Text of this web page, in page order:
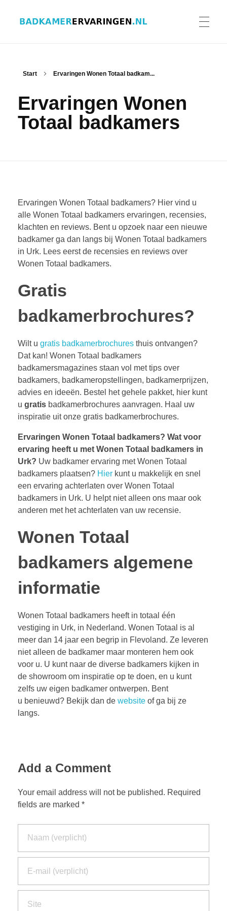
ERVARINGEN BADKAMERS
CONTACT
Start Ervaringen Wonen Totaal badkam...
Ervaringen Wonen
Totaal badkamers
Ervaringen Wonen Totaal badkamers? Hier vind u
alle Wonen Totaal badkamers ervaringen, recensies,
klachten en reviews. Bent u opzoek naar een nieuwe
badkamer ga dan langs bij Wonen Totaal badkamers
in Urk. Lees eerst de recensies en reviews over
Wonen Totaal badkamers.
Gratis
badkamerbrochures?
Wilt u gratis badkamerbrochures thuis ontvangen?
Dat kan! Wonen Totaal badkamers
badkamersmagazines staan vol met tips over
badkamers, badkameropstellingen, badkamerprijzen,
advies en ideeën. Bestel het gehele pakket, hier kunt
u gratis badkamerbrochures aanvragen. Haal uw
inspiratie uit onze gratis badkamerbrochures.
Ervaringen Wonen Totaal badkamers? Wat voor
ervaring heeft u met Wonen Totaal badkamers in
Urk? Uw badkamer ervaring met Wonen Totaal
badkamers plaatsen? Hier kunt u makkelijk en snel
een ervaring achterlaten over Wonen Totaal
badkamers in Urk. U helpt niet alleen ons maar ook
anderen met het achterlaten van uw recensie.
Wonen Totaal
badkamers algemene
informatie
Wonen Totaal badkamers heeft in totaal één
vestiging in Urk, in Nederland. Wonen Totaal is al
meer dan 14 jaar een begrip in Flevoland. Ze leveren
niet alleen de badkamer maar monteren hem ook
voor u. U kunt naar de diverse badkamers kijken in
de showroom om inspiratie op te doen, en u kunt
zelfs uw eigen badkamer ontwerpen. Bent
u benieuwd? Bekijk dan de website of ga bij ze
langs.
Add a Comment
Your email address will not be published. Required
fields are marked *